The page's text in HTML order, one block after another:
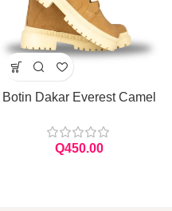
Botin Dakar Everest Camel
Q